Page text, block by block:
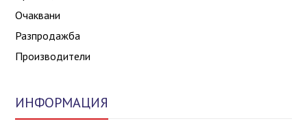
Очаквани
Разпродажба
Производители
ИНФОРМАЦИЯ